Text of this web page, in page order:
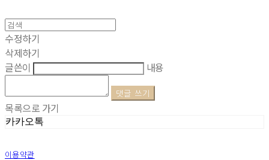
수정하기
삭제하기
글쓴이
내용
댓글 쓰기
목록으로 가기
카카오톡
이용약관